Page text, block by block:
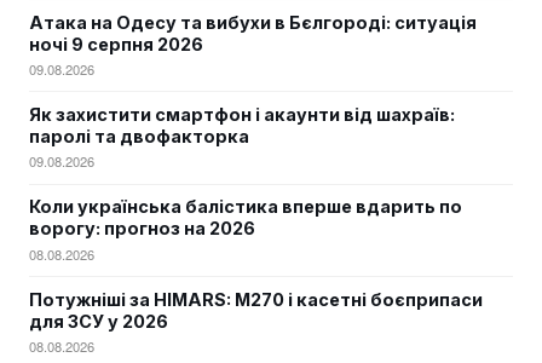
Атака на Одесу та вибухи в Бєлгороді: ситуація
ночі 9 серпня 2026
09.08.2026
Як захистити смартфон і акаунти від шахраїв:
паролі та двофакторка
09.08.2026
Коли українська балістика вперше вдарить по
ворогу: прогноз на 2026
08.08.2026
Потужніші за HIMARS: М270 і касетні боєприпаси
для ЗСУ у 2026
08.08.2026